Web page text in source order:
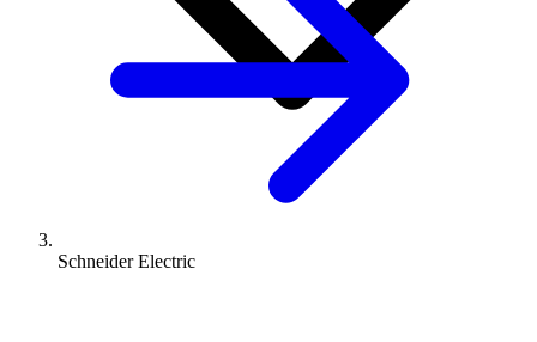
Schneider Electric